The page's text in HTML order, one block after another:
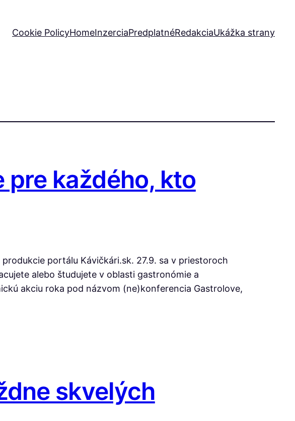
Cookie PolicyHomeInzerciaPredplatnéRedakciaUkážka strany
pre každého, kto
portálu Kávičkári.sk. 27.9. sa v priestoroch
alebo študujete v oblasti gastronómie a
akciu roka pod názvom (ne)konferencia Gastrolove,
skvelých